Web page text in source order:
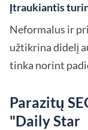
Įtraukiantis
Neformalus ir
užtikrina didelį
tinka norint
Parazitų
"Daily Star